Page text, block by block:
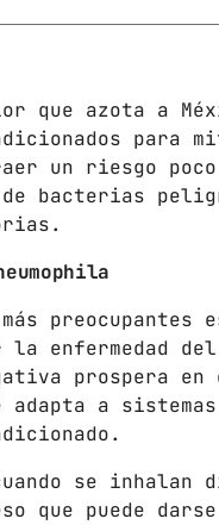
CHART
que azota a
para
un riesgo
bacterias
preocupantes
la enfermedad
prospera en
adapta a
se inhalan
que puede